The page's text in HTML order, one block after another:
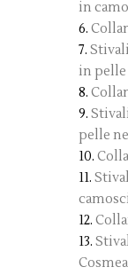
in
6.
7.
in
8.
9.
pelle
10.
11.
12.
13.